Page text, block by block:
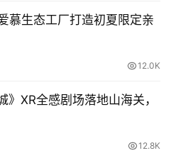
慕生态工厂打造初夏限定亲
12.0K
XR全感剧场落地山海关，
12.8K